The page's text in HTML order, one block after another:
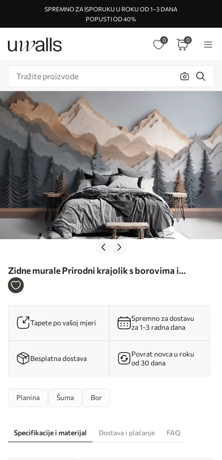
SPREMNO ZA ISPORUKU U ROKU OD 1–3 DANA
POPUSTI OD 40%
0 0
Zidne murale Prirodni krajolik s borovima i
planinama u stilu rezbarenog drva br. w09793
Tapete po vašoj mjeri
Spremno za dostavu
za 1-3 radna dana
Besplatna dostava
Povrat novca u roku
od 30 dana
Planina Šuma Bor
Specifikacije i materijal Dostava i plaćanje FAQ